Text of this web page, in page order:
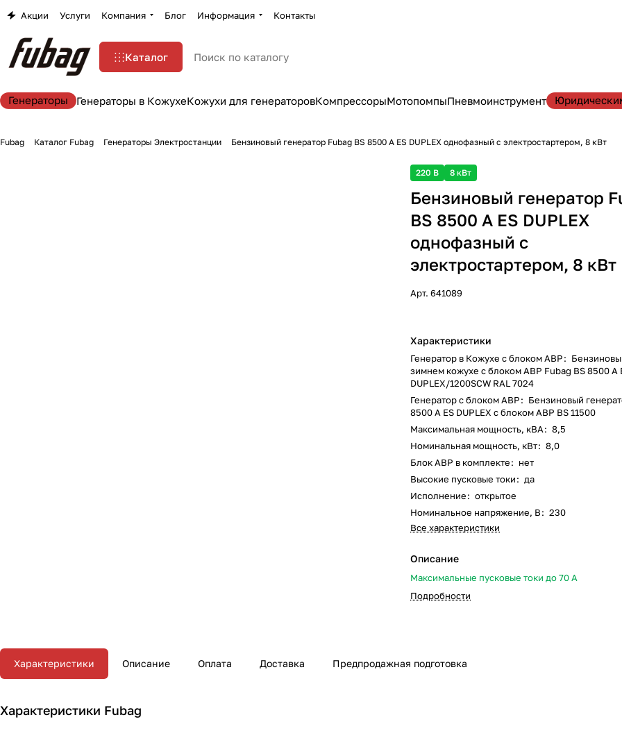
Акции Услуги Компания Блог Информация Контакты
Каталог
Генераторы Генераторы в КожухеКожухи для генераторовКомпрессорыМотопомпыПневмоинструмент
Fubag Каталог Fubag Генераторы Электростанции Бензиновый генератор Fubag BS 8500 A ES DUPLEX однофазный с электростартером, 8 кВт
220 В 8 кВт
Бензиновый генератор
BS 8500 A ES DUPLEX
однофазный с
электростартером, 8 кВт
Арт.641089
Характеристики
Генератор в Кожухе с блоком АВР:
зимнем кожухе с блоком АВР Fubag BS 8500 A
DUPLEX/1200SCW RAL 7024
Генератор с блоком АВР: Бензиновый
8500 A ES DUPLEX с блоком АВР BS 11500
Максимальная мощность, кВА: 8,5
Номинальная мощность, кВт: 8,0
Блок АВР в комплекте: нет
Высокие пусковые токи: да
Исполнение: открытое
Номинальное напряжение, В: 230
Все характеристики
Описание
Максимальные пусковые токи до 70 А
Подробности
Характеристики Описание Оплата Доставка Предпродажная подготовка
Характеристики Fubag